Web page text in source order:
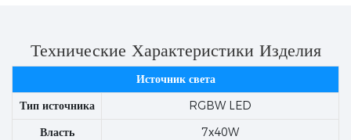
Технические Характеристики Изделия
Источник света
Тип источника
RGBW LED
Власть
7x40W